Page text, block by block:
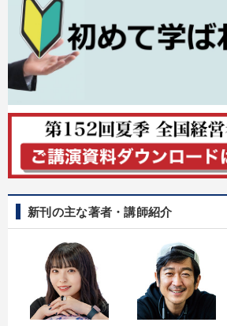
目的別
後継者に聞かせたい
社長の姿勢を学びたい 経営体系を学び
発想力を磨きたい 販売力を強化したい
モノづくり サービス IT・デジタ
不動産 営業
※「更新」を押すと「カテゴリー」「目的別」「キーワー
新刊の主な著者・講師紹介